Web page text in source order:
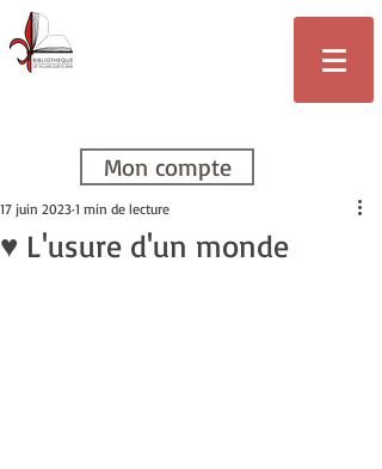
Mon compte
♥ L'usure d'un monde
17 juin 2023 1 min de lecture